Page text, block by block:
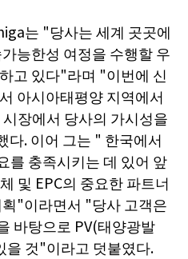
는 "당사는 세계 곳곳에
능한성 여정을 수행할 우
고 있다"라며 "이번에 신
아시아태평양 지역에서
장에서 당사의 가시성을
다. 이어 그는 " 한국에서
를 충족시키는 데 있어 앞
및 EPC의 중요한 파트너
"이라면서 "당사 고객은
바탕으로 PV(태양광발
을 것"이라고 덧붙였다.